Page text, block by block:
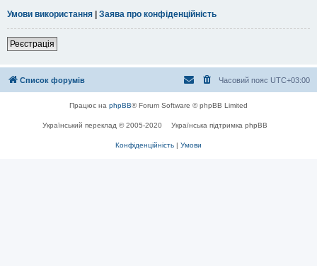
Умови використання | Заява про конфіденційність
Реєстрація
Список форумів Часовий пояс UTC+03:00
Працює на phpBB® Forum Software © phpBB Limited
Український переклад © 2005-2020 Українська підтримка phpBB
Конфіденційність | Умови